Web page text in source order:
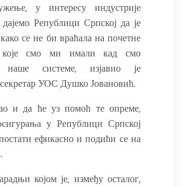
у интересу индустрије
Републици Српској да је
се не би враћала на почетне
које смо ми имали кад смо
наше системе, изјавио је
УОС Душко Јовановић.
и да ће уз помоћ те опреме,
у Републици Српској
ефикасно и подићи се на
којом је, између осталог,